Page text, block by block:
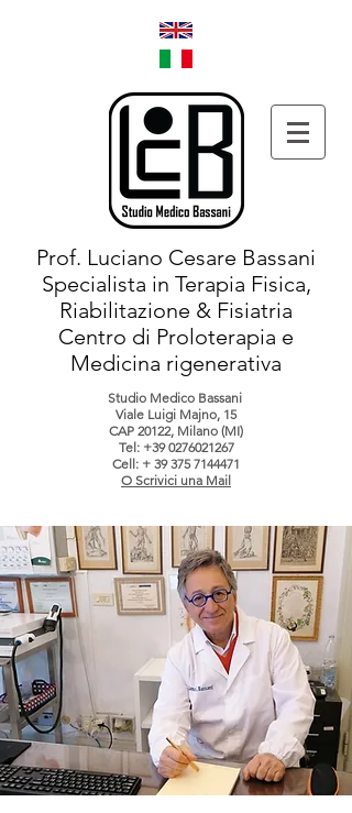
Prof. Luciano Cesare Bassani
Specialista in Terapia Fisica,
Riabilitazione & Fisiatria
Centro di Proloterapia e
Medicina rigenerativa
Studio Medico Bassani
Viale Luigi Majno, 15
CAP 20122, Milano (MI)
Tel: +39 0276021267
Cell: + 39 375 7144471
O Scrivici una Mail